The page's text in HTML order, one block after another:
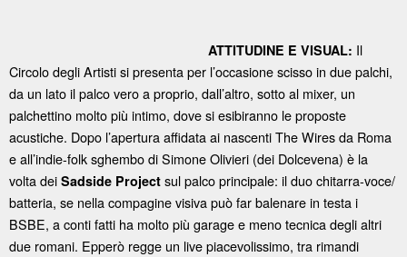
ATTITUDINE E VISUAL: Il
Circolo degli Artisti si presenta per l’occasione scisso in due palchi,
da un lato il palco vero a proprio, dall’altro, sotto al mixer, un
palchettino molto più intimo, dove si esibiranno le proposte
acustiche. Dopo l’apertura affidata ai nascenti The Wires da Roma
e all’indie-folk sghembo di Simone Olivieri (dei Dolcevena) è la
volta dei Sadside Project sul palco principale: il duo chitarra-voce/
batteria, se nella compagine visiva può far balenare in testa i
BSBE, a conti fatti ha molto più garage e meno tecnica degli altri
due romani. Epperò regge un live piacevolissimo, tra rimandi